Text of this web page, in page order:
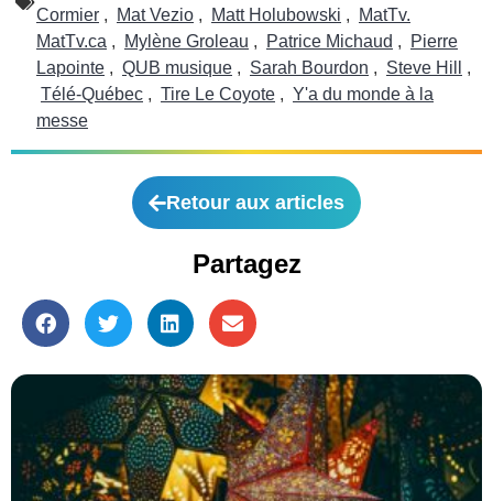
Cormier , Mat Vezio , Matt Holubowski ,
MatTv.
MatTv.ca , Mylène Groleau , Patrice Michaud ,
Pierre
Lapointe , QUB musique , Sarah Bourdon , Steve Hill
,
Télé-Québec , Tire Le Coyote , Y'a du monde à la
messe
Retour aux articles
Partagez